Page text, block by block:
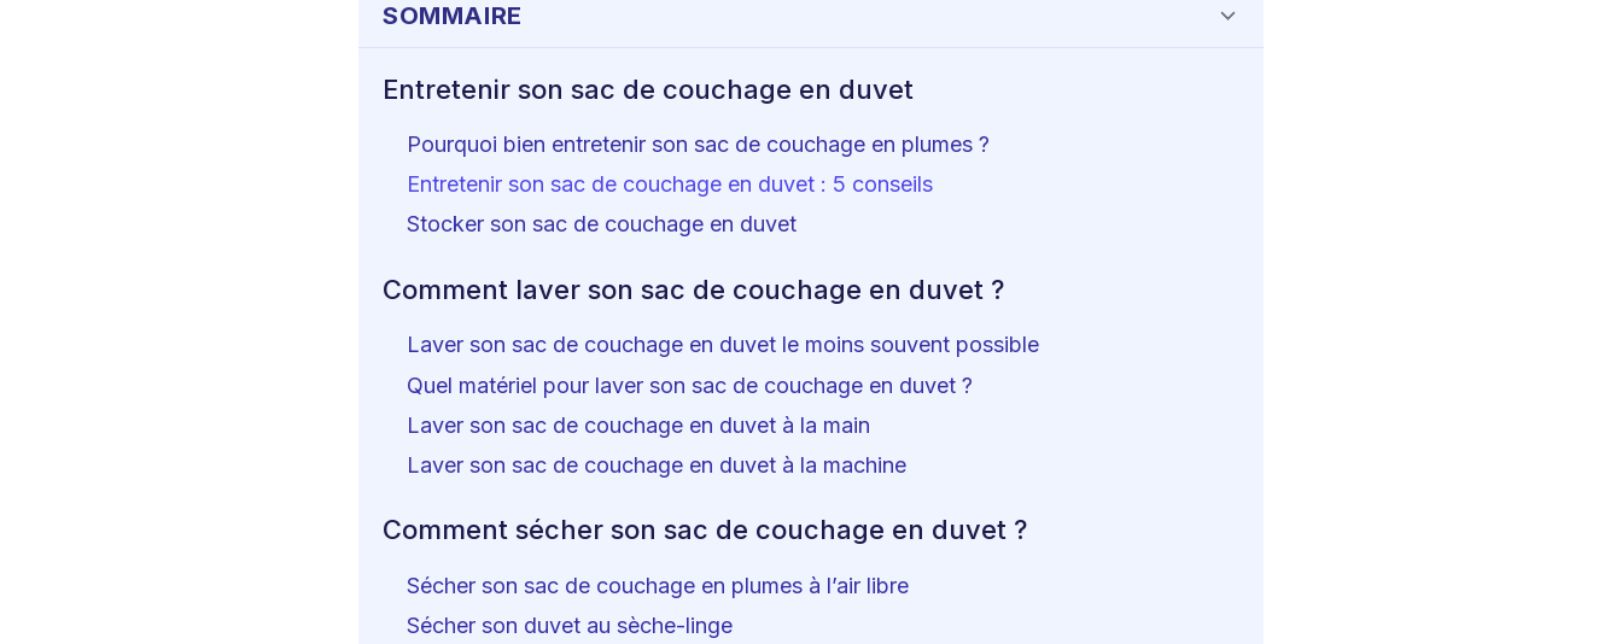
SOMMAIRE
Entretenir son sac de couchage en duvet
Pourquoi bien entretenir son sac de couchage en plumes ?
Entretenir son sac de couchage en duvet : 5 conseils
Stocker son sac de couchage en duvet
Comment laver son sac de couchage en duvet ?
Laver son sac de couchage en duvet le moins souvent possible
Quel matériel pour laver son sac de couchage en duvet ?
Laver son sac de couchage en duvet à la main
Laver son sac de couchage en duvet à la machine
Comment sécher son sac de couchage en duvet ?
Sécher son sac de couchage en plumes à l’air libre
Sécher son duvet au sèche-linge